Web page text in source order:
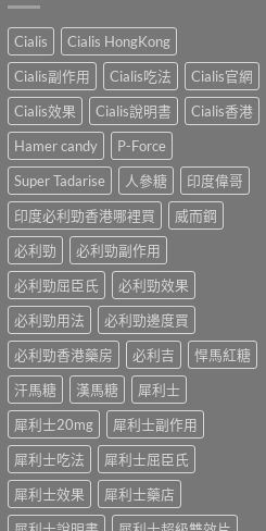
Cialis
Cialis HongKong
Cialis副作用
Cialis吃法
Cialis官網
Cialis效果
Cialis說明書
Cialis香港
Hamer candy
P-Force
Super Tadarise
人參糖
印度偉哥
印度必利勁香港哪裡買
威而鋼
必利勁
必利勁副作用
必利勁屈臣氏
必利勁效果
必利勁用法
必利勁邊度買
必利勁香港藥房
必利吉
悍馬紅糖
汗馬糖
漢馬糖
犀利士
犀利士20mg
犀利士副作用
犀利士吃法
犀利士屈臣氏
犀利士效果
犀利士藥店